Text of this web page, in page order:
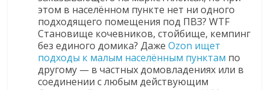
этом в населённом пункте нет ни одного
подходящего помещения под ПВЗ? WTF
Становище кочевников, стойбище, кемпинг
без единого домика? ДажеOzon ищет
подходы к малым населённым пунктам по
другому — в частных домовладениях или в
соединении с любым действующим